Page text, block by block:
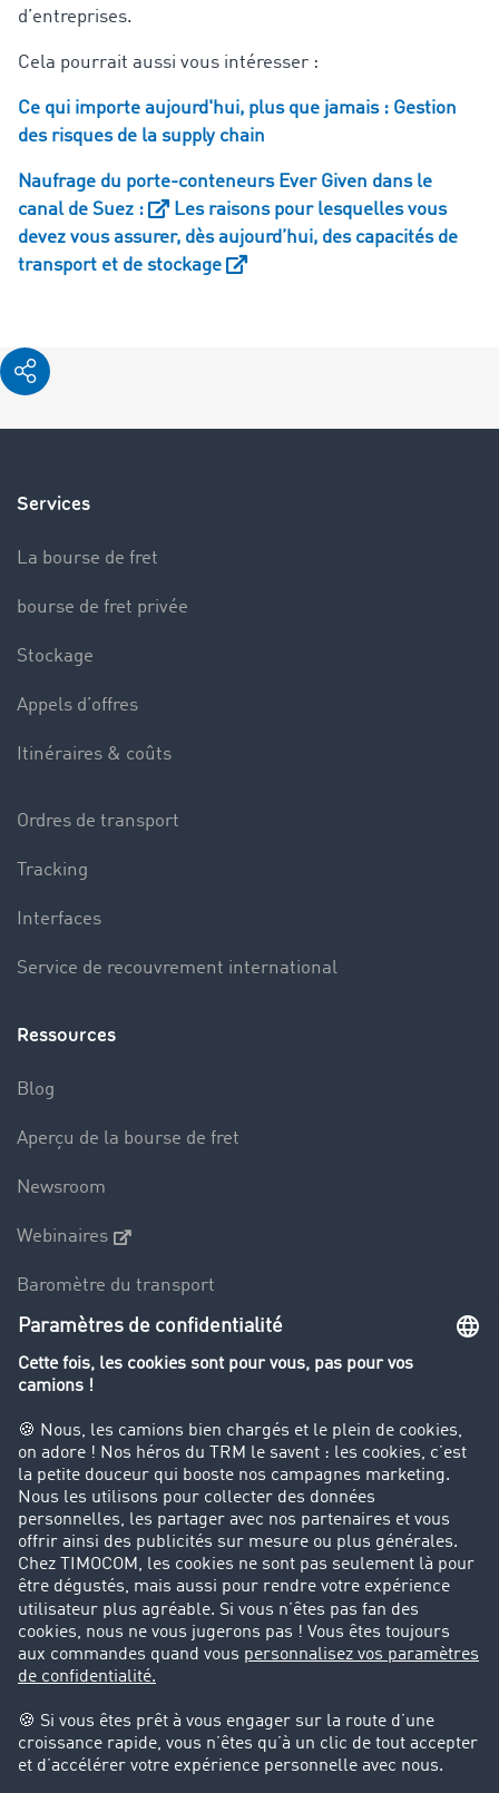
d’entreprises.
Cela pourrait aussi vous intéresser :
Ce qui importe aujourd'hui, plus que jamais : Gestion
des risques de la supply chain
Naufrage du porte-conteneurs Ever Given dans le
canal de Suez :
Les raisons pour lesquelles vous
devez vous assurer, dès aujourd’hui, des capacités de
transport et de stockage
Services
La bourse de fret
bourse de fret privée
Stockage
Appels d’offres
Itinéraires & coûts
Ordres de transport
Tracking
Interfaces
Service de recouvrement international
Ressources
Blog
Aperçu de la bourse de fret
Newsroom
Webinaires
Baromètre du transport
Le dictionnaire du transport
Interdiction de circulation des poids lourds
Entreprise
Parrainage clients
Success Stories
Cadre légal
Mentions légales
Protection des données